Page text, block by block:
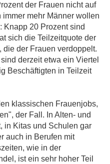
der Frauen nicht auf
mehr Männer wollen
Knapp 20 Prozent sind
sich die Teilzeitquote der
die der Frauen verdoppelt.
derzeit etwa ein Viertel
Beschäftigten in Teilzeit
klassischen Frauenjobs,
der Fall. In Alten- und
in Kitas und Schulen gar
auch in Berufen mit
wie in der
ist ein sehr hoher Teil